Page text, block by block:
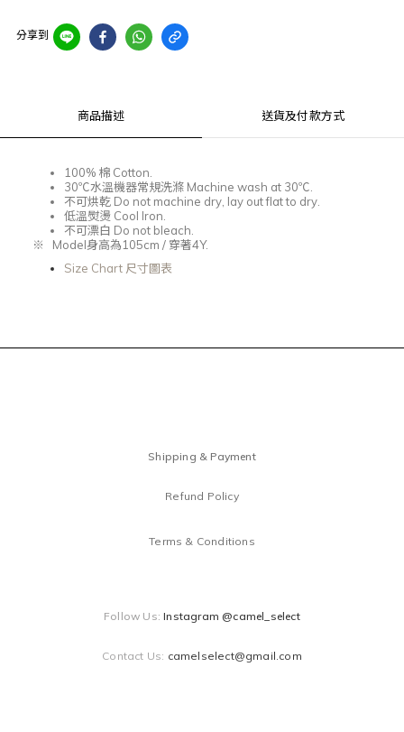
分享到
商品描述 送貨及付款方式
100% 棉 Cotton.
30℃水溫機器常規洗滌 Machine wash at 30℃.
不可烘乾 Do not machine dry, lay out flat to dry.
低溫熨燙 Cool Iron.
不可漂白 Do not bleach.
※
Model身高為105cm / 穿著4Y.
Size Chart 尺寸圖表
Shipping & Payment
Refund Policy
Terms & Conditions
Follow Us:Instagram @camel_select
Contact Us: camelselect@gmail.com